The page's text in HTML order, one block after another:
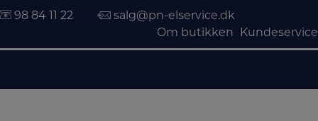
98 84 11 22
salg@pn-elservice.dk
Om butikken
Kundeservice